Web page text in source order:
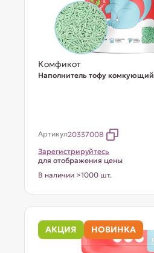
Комфикот
Наполнитель тофу
Артикул20337008
Зарегистрируйтесь
для отображения цены
В наличии >1000 шт.
АКЦИЯ НОВИНКА